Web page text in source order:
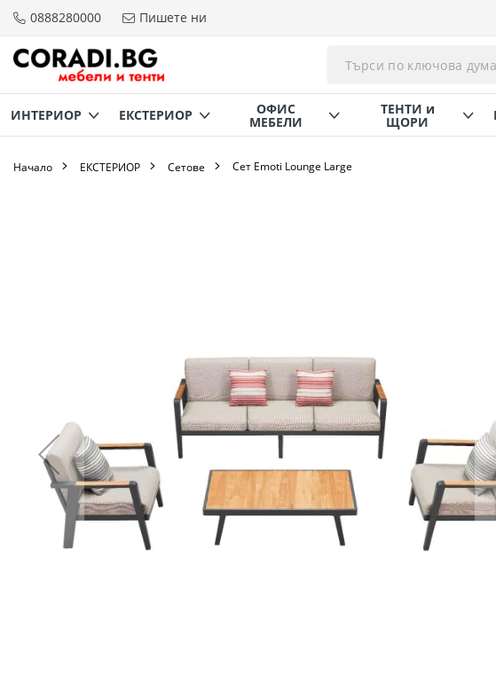
Прескачане
съдържанието
0888280000 Пишете ни
ИНТЕРИОР ЕКСТЕРИОР ОФИС
МЕБЕЛИ
ТЕНТИ и
ЩОРИ
Начало ЕКСТЕРИОР Сетове Сет Emoti Lounge Large